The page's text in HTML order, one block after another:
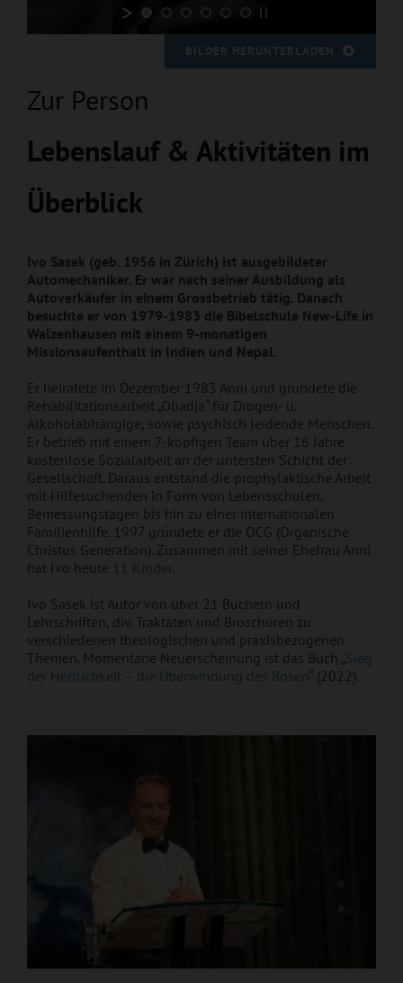
BILDER HERUNTERLADEN
Zur Person
Lebenslauf & Aktivitäten im
Überblick
Ivo Sasek (geb. 1956 in Zürich) ist ausgebildeter
Automechaniker. Er war nach seiner Ausbildung als
Autoverkäufer in einem Grossbetrieb tätig. Danach
besuchte er von 1979-1983 die Bibelschule New-Life in
Walzenhausen mit einem 9-monatigen
Missionsaufenthalt in Indien und Nepal.
Er heiratete im Dezember 1983 Anni und gründete die
Rehabilitationsarbeit „Obadja“ für Drogen- u.
Alkoholabhängige, sowie psychisch leidende Menschen.
Er betrieb mit einem 7-köpfigen Team über 16 Jahre
kostenlose Sozialarbeit an der untersten Schicht der
Gesellschaft. Daraus entstand die prophylaktische Arbeit
mit Hilfesuchenden in Form von Lebensschulen,
Bemessungstagen bis hin zu einer internationalen
Familienhilfe. 1997 gründete er die OCG (Organische
Christus Generation). Zusammen mit seiner Ehefrau Anni
hat Ivo heute 11 Kinder.
Ivo Sasek ist Autor von über 21 Büchern und
Lehrschriften, div. Traktaten und Broschüren zu
verschiedenen theologischen und praxisbezogenen
Themen. Momentane Neuerscheinung ist das Buch „Sieg
der Herrlichkeit – die Überwindung des Bösen“ (2022).